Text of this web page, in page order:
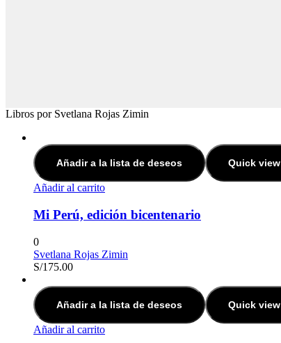
Libros por Svetlana Rojas Zimin
Añadir a la lista de deseos Quick view
Añadir al carrito
Mi Perú, edición bicentenario
0
Svetlana Rojas Zimin
S/175.00
Añadir a la lista de deseos Quick view
Añadir al carrito